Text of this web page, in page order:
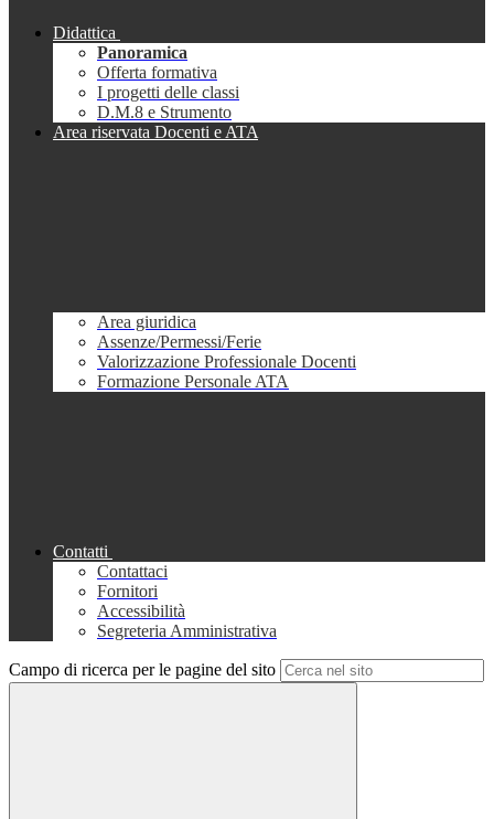
Didattica
Panoramica
Offerta formativa
I progetti delle classi
D.M.8 e Strumento
Area riservata Docenti e ATA
Area giuridica
Assenze/Permessi/Ferie
Valorizzazione Professionale Docenti
Formazione Personale ATA
Contatti
Contattaci
Fornitori
Accessibilità
Segreteria Amministrativa
Campo di ricerca per le pagine del sito